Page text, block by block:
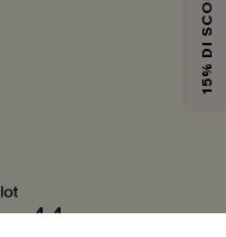
4.4
15% DI SCONTO